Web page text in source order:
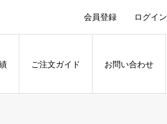
会員登録 ログイン
ご注文ガイド お問い合わせ